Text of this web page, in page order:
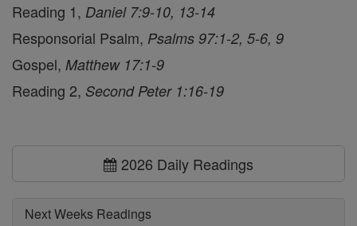
Reading 1, Daniel 7:9-10, 13-14
Responsorial Psalm, Psalms 97:1-2, 5-6, 9
Gospel, Matthew 17:1-9
Reading 2, Second Peter 1:16-19
2026 Daily Readings
Next Weeks Readings